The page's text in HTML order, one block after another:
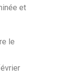
et
le